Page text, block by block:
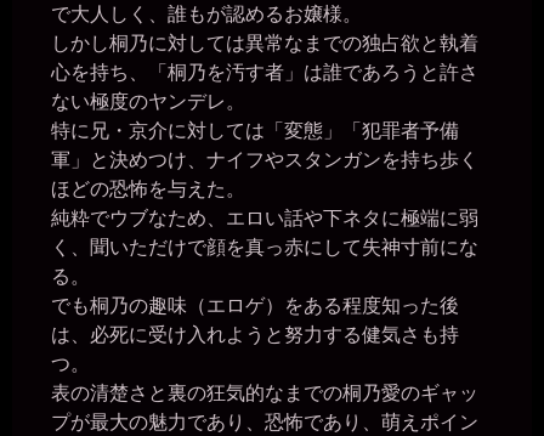
で大人しく、誰もが認めるお嬢様。
しかし桐乃に対しては異常なまでの独占欲と執着
心を持ち、「桐乃を汚す者」は誰であろうと許さ
ない極度のヤンデレ。
特に兄・京介に対しては「変態」「犯罪者予備
軍」と決めつけ、ナイフやスタンガンを持ち歩く
ほどの恐怖を与えた。
純粋でウブなため、エロい話や下ネタに極端に弱
く、聞いただけで顔を真っ赤にして失神寸前にな
る。
でも桐乃の趣味（エロゲ）をある程度知った後
は、必死に受け入れようと努力する健気さも持
つ。
表の清楚さと裏の狂気的なまでの桐乃愛のギャッ
プが最大の魅力であり、恐怖であり、萌えポイン